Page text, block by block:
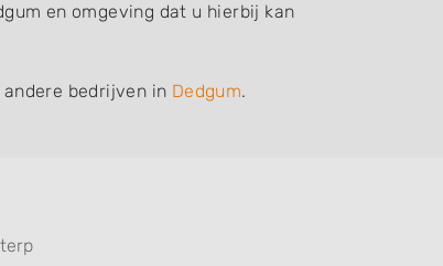
en omgeving dat u hierbij kan
bedrijven in Dedgum.